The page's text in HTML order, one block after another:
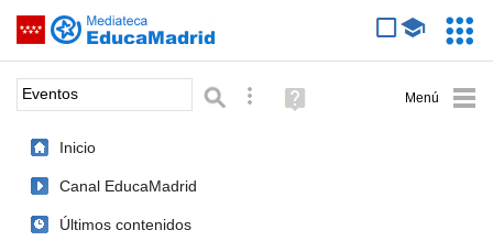
Saltar navegación
Palabra o frase: Búsqueda avanzada
Ayuda
(en
Inicio
Canal EducaMadrid
Últimos contenidos